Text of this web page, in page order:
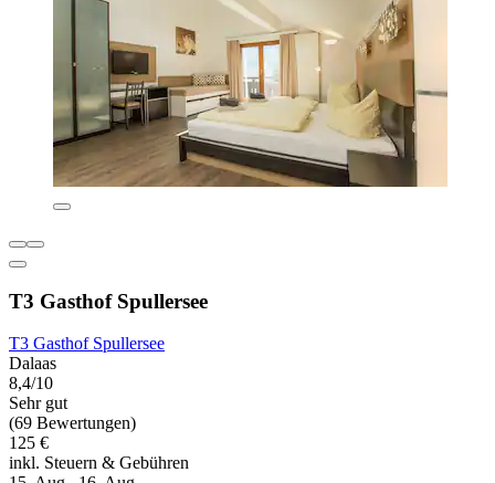
T3 Gasthof Spullersee
T3 Gasthof Spullersee
Dalaas
8,4/10
Sehr gut
(69 Bewertungen)
125 €
inkl. Steuern & Gebühren